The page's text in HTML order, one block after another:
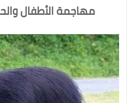
مهاجمة الأطفال